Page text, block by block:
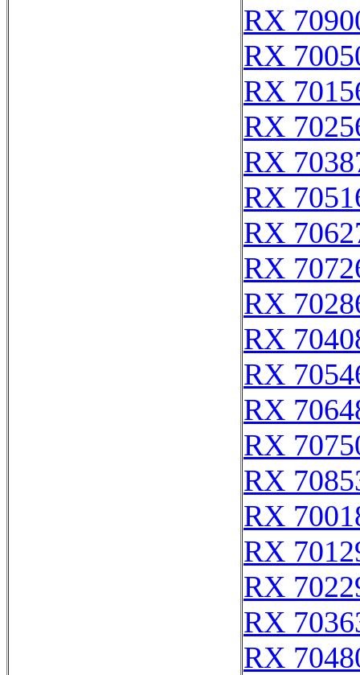
RX
RX
RX
RX
RX
RX
RX
RX
RX
RX
RX
RX
RX
RX
RX
RX
RX
RX
RX